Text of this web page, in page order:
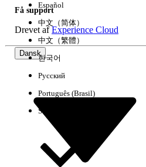
Få support
Drevet afExperience Cloud
Dansk
Español
中文（简体）
中文（繁體）
한국어
Русский
Português (Brasil)
Suomi